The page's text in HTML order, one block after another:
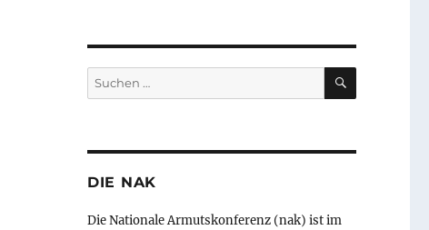
Suchen
nach:
SUCHEN
DIE NAK
Die Nationale Armutskonferenz (nak) ist im